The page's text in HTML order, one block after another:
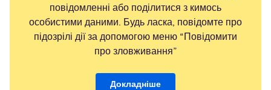
повідомленні або поділитися з кимось
особистими даними. Будь ласка, повідомте про
підозрілі дії за допомогою меню “Повідомити
про зловживання”
Докладніше